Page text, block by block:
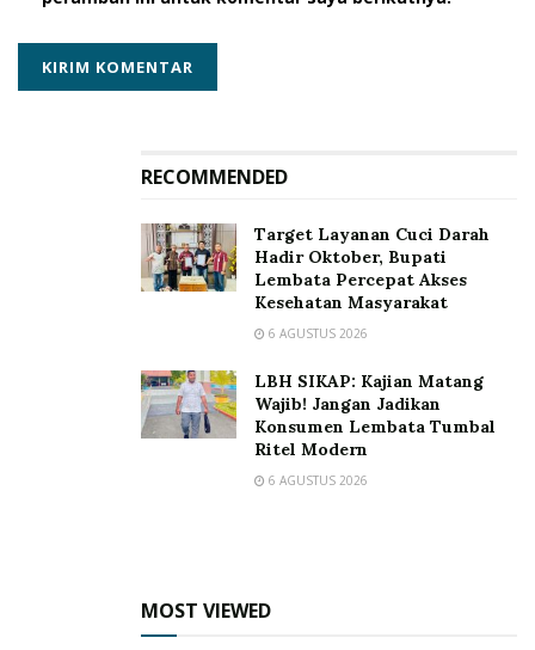
RECOMMENDED
Target Layanan Cuci Darah
Hadir Oktober, Bupati
Lembata Percepat Akses
Kesehatan Masyarakat
6 AGUSTUS 2026
LBH SIKAP: Kajian Matang
Wajib! Jangan Jadikan
Konsumen Lembata Tumbal
Ritel Modern
6 AGUSTUS 2026
MOST VIEWED